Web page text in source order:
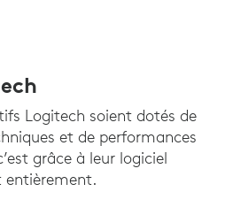
Logitech soient dotés de
et de performances
grâce à leur logiciel
entièrement.